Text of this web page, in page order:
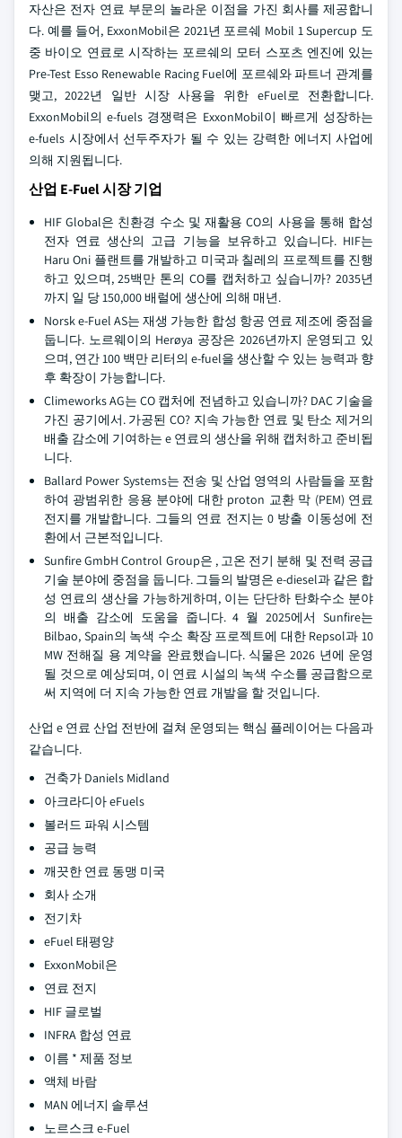
자산은 전자 연료 부문의 놀라운 이점을 가진 회사를 제공합니
다. 예를 들어, ExxonMobil은 2021년 포르쉐 Mobil 1 Supercup 도
중 바이오 연료로 시작하는 포르쉐의 모터 스포츠 엔진에 있는
Pre-Test Esso Renewable Racing Fuel에 포르쉐와 파트너 관계를
맺고, 2022년 일반 시장 사용을 위한 eFuel로 전환합니다.
ExxonMobil의 e-fuels 경쟁력은 ExxonMobil이 빠르게 성장하는
e-fuels 시장에서 선두주자가 될 수 있는 강력한 에너지 사업에
의해 지원됩니다.
산업 E-Fuel 시장 기업
HIF Global은 친환경 수소 및 재활용 CO의 사용을 통해 합성
전자 연료 생산의 고급 기능을 보유하고 있습니다. HIF는
Haru Oni 플랜트를 개발하고 미국과 칠레의 프로젝트를 진행
하고 있으며, 25백만 톤의 CO를 캡처하고 싶습니까? 2035년
까지 일 당 150,000 배럴에 생산에 의해 매년.
Norsk e-Fuel AS는 재생 가능한 합성 항공 연료 제조에 중점을
둡니다. 노르웨이의 Herøya 공장은 2026년까지 운영되고 있
으며, 연간 100 백만 리터의 e-fuel을 생산할 수 있는 능력과 향
후 확장이 가능합니다.
Climeworks AG는 CO 캡처에 전념하고 있습니까? DAC 기술을
가진 공기에서. 가공된 CO? 지속 가능한 연료 및 탄소 제거의
배출 감소에 기여하는 e 연료의 생산을 위해 캡처하고 준비됩
니다.
Ballard Power Systems는 전송 및 산업 영역의 사람들을 포함
하여 광범위한 응용 분야에 대한 proton 교환 막 (PEM) 연료
전지를 개발합니다. 그들의 연료 전지는 0 방출 이동성에 전
환에서 근본적입니다.
Sunfire GmbH Control Group은 , 고온 전기 분해 및 전력 공급
기술 분야에 중점을 둡니다. 그들의 발명은 e-diesel과 같은 합
성 연료의 생산을 가능하게하며, 이는 단단하 탄화수소 분야
의 배출 감소에 도움을 줍니다. 4 월 2025에서 Sunfire는
Bilbao, Spain의 녹색 수소 확장 프로젝트에 대한 Repsol과 10
MW 전해질 용 계약을 완료했습니다. 식물은 2026 년에 운영
될 것으로 예상되며, 이 연료 시설의 녹색 수소를 공급함으로
써 지역에 더 지속 가능한 연료 개발을 할 것입니다.
산업 e 연료 산업 전반에 걸쳐 운영되는 핵심 플레이어는 다음과
같습니다.
건축가 Daniels Midland
아크라디아 eFuels
볼러드 파워 시스템
공급 능력
깨끗한 연료 동맹 미국
회사 소개
전기차
eFuel 태평양
ExxonMobil은
연료 전지
HIF 글로벌
INFRA 합성 연료
이름 * 제품 정보
액체 바람
MAN 에너지 솔루션
노르스크 e-Fuel